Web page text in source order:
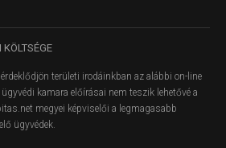
területi irodáinkban az alábbi on-line
kamara előírásai nem teszik lehetővé a
megyei képviselői a legmagasabb
ügyvédek.